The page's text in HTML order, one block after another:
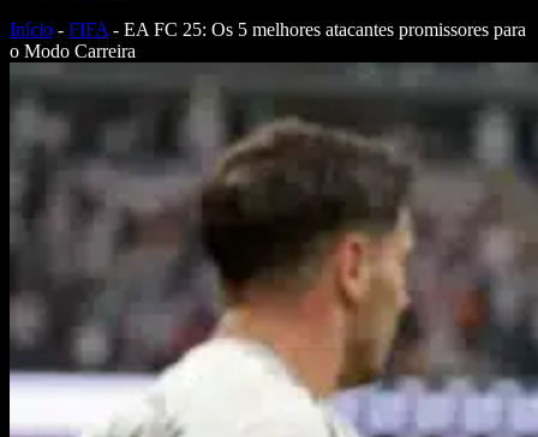
Início - FIFA - EA FC 25: Os 5 melhores atacantes promissores para
o Modo Carreira